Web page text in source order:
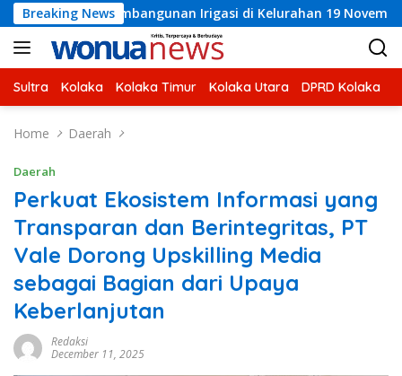
Skip
to
content
Breaking NewsIrigasi di Kelurahan 19 November Wundulako
Sultra Kolaka Kolaka Timur Kolaka Utara DPRD Kolaka
Home Daerah
Daerah
Perkuat Ekosistem Informasi yang
Transparan dan Berintegritas, PT
Vale Dorong Upskilling Media
sebagai Bagian dari Upaya
Keberlanjutan
Redaksi
December 11, 2025